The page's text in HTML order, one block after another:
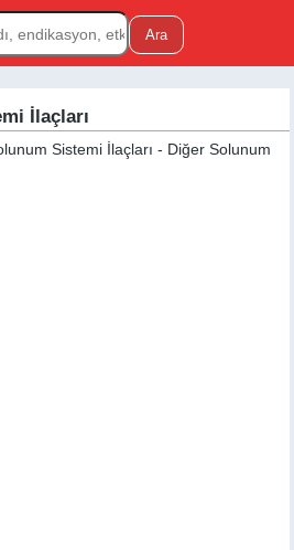
İlaçları
Sistemi İlaçları - Diğer Solunum